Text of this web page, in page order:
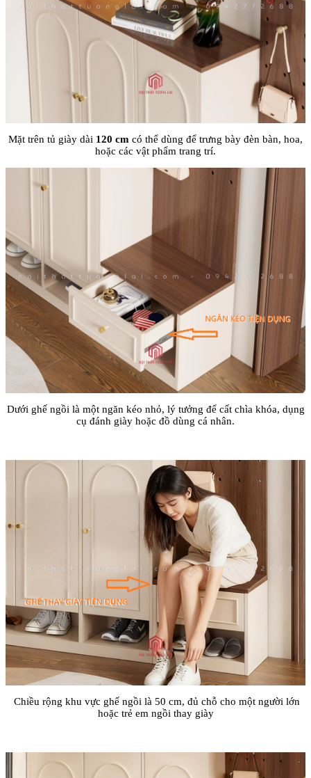
Mặt trên tủ giày dài 120 cm có thể dùng để trưng bày đèn bàn, hoa,
hoặc các vật phẩm trang trí.
Dưới ghế ngồi là một ngăn kéo nhỏ, lý tưởng để cất chìa khóa, dụng
cụ đánh giày hoặc đồ dùng cá nhân.
Chiều rộng khu vực ghế ngồi là 50 cm, đủ chỗ cho một người lớn
hoặc trẻ em ngồi thay giày